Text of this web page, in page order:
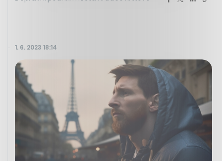
1. 6. 2023 18:14